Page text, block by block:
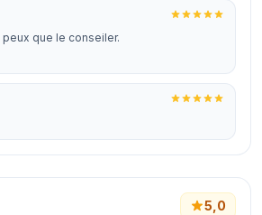
que le conseiler.
5,0